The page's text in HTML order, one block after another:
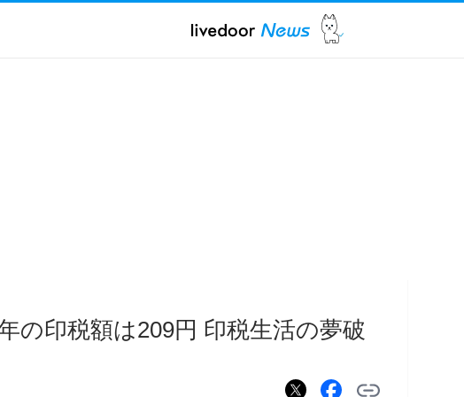
の印税額は209円 印税生活の夢破